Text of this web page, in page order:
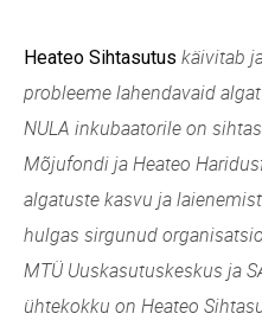
Heateo Sihtasutus käivitab
probleeme lahendavaid
NULA inkubaatorile on
Mõjufondi ja Heateo
algatuste kasvu ja
hulgas sirgunud
MTÜ Uuskasutuskeskus ja
ühtekokku on Heateo